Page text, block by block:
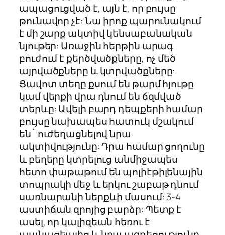
ապացուցված է, այն է, որ բույսը
թունավոր չէ: Նա իրոք պարունակում
է մի շարք ակտիվ կենսաբանական
նյութեր: Առաջին հերթին արագ
բուժում է քերծվածքները, ոչ մեծ
այրվածքները և կտրվածքները:
Ցավոտ տեղը քսում են թարմ հյութը
կամ վերքի վրա դնում են ճզմված
տերևը: Ավելի բարդ դեպքերի համար
բույսը նախապես հատուկ մշակում
են` ուժեղացնելով նրա
ակտիվությունը: Դրա համար ցողունը
և բեղերը կտրելուց անմիջապես
հետո փաթաթում են պոլիէթիլենային
տոպրակի մեջ և երկու շաբաթ դնում
սառնարանի ներքևի մասում: 3-4
աստիճան զրոյից բարձր: Պետք է
ասել, որ կալիզեան հեռու է